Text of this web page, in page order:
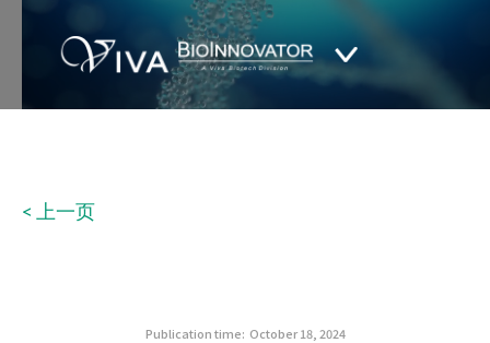
< 上一页
Publication time: October 18, 2024